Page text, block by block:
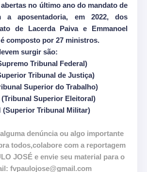
no último ano do mandato de
a aposentadoria, em 2022, dos
de Lacerda Paiva e Emmanoel
composto por 27 ministros.
surgir são:
Tribunal Federal)
Tribunal de Justiça)
Superior do Trabalho)
Superior Eleitoral)
(Superior Tribunal Militar)
denúncia ou algo importante
todos,colabore com a reportagem
JOSÉ e envie seu material para o
fvpaulojose@gmail.com